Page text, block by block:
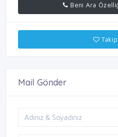
Beni Ara
Takip
Mail Gönder